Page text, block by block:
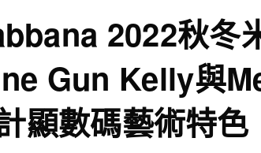
2022秋冬
Gun Kelly與
顯數碼藝術特色